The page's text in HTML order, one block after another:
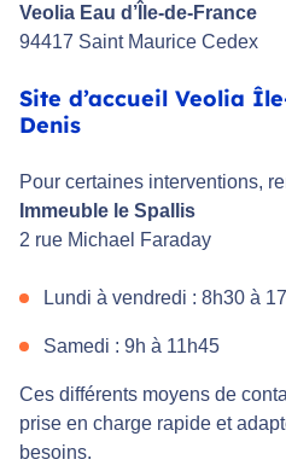
Veolia Eau d’Île-de-France
94417 Saint Maurice Cedex
Site d’accueil Veolia
Denis
Pour certaines interventions,
Immeuble le Spallis
2 rue Michael Faraday
Lundi à vendredi : 8h30 à
Samedi : 9h à 11h45
Ces différents moyens de
prise en charge rapide et
besoins.